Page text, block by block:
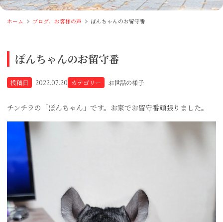
ホーム ブログ、お客様の声 ぽんちゃんのお留守番
ぽんちゃんのお留守番
投稿日 2022.07.20 カテゴリー お世話の様子
チンチラの「ぽんちゃん」です。お家でお留守番頑張りました。